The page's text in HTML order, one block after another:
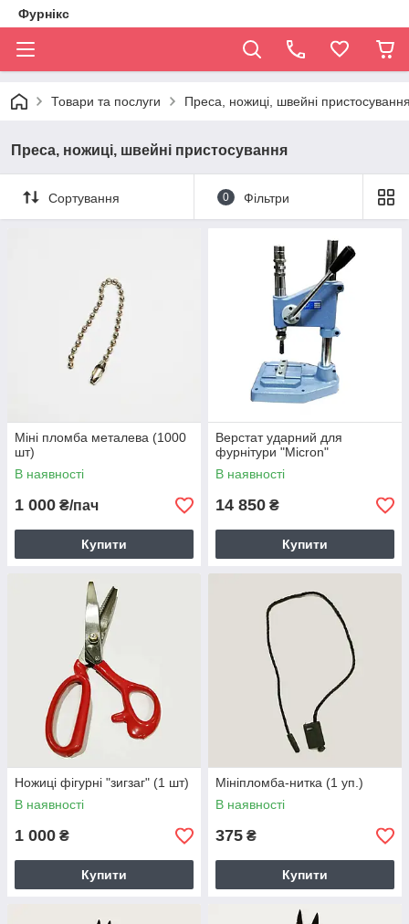
Фурнікс
Товари та послуги Преса, ножиці, швейні
Преса, ножиці, швейні пристосування
Сортування 0 Фільтри
Міні пломба металева (1000
шт)
В наявності
1 000 ₴/пач
Купити
Верстат ударний для
фурнітури "Micron"
В наявності
14 850 ₴
Купити
Ножиці фігурні "зигзаг" (1 шт)
В наявності
1 000 ₴
Купити
Мініпломба-нитка (1 уп.)
В наявності
375 ₴
Купити